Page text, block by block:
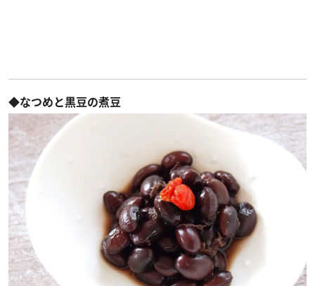
◆なつめと黒豆の煮豆